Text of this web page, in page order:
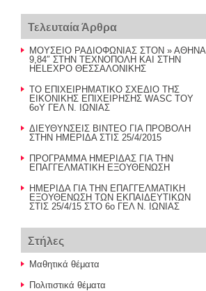
Τελευταία Άρθρα
ΜΟΥΣΕΙΟ ΡΑΔΙΟΦΩΝΙΑΣ ΣΤΟΝ » ΑΘΗΝΑ
9,84″ ΣΤΗΝ ΤΕΧΝΟΠΟΛΗ ΚΑΙ ΣΤΗΝ
HELEXPO ΘΕΣΣΑΛΟΝΙΚΗΣ
ΤΟ ΕΠΙΧΕΙΡΗΜΑΤΙΚΟ ΣΧΕΔΙΟ ΤΗΣ
ΕΙΚΟΝΙΚΗΣ ΕΠΙΧΕΙΡΗΣΗΣ WASC ΤΟΥ
6οΥ ΓΕΛ Ν. ΙΩΝΙΑΣ
ΔΙΕΥΘΥΝΣΕΙΣ ΒΙΝΤΕΟ ΓΙΑ ΠΡΟΒΟΛΗ
ΣΤΗΝ ΗΜΕΡΙΔΑ ΣΤΙΣ 25/4/2015
ΠΡΟΓΡΑΜΜΑ ΗΜΕΡΙΔΑΣ ΓΙΑ ΤΗΝ
ΕΠΑΓΓΕΛΜΑΤΙΚΗ ΕΞΟΥΘΕΝΩΣΗ
ΗΜΕΡΙΔΑ ΓΙΑ ΤΗΝ ΕΠΑΓΓΕΛΜΑΤΙΚΗ
ΕΞΟΥΘΕΝΩΣΗ ΤΩΝ ΕΚΠΑΙΔΕΥΤΙΚΩΝ
ΣΤΙΣ 25/4/15 ΣΤΟ 6ο ΓΕΛ Ν. ΙΩΝΙΑΣ
Στήλες
Μαθητικά θέματα
Πολιτιστικά θέματα